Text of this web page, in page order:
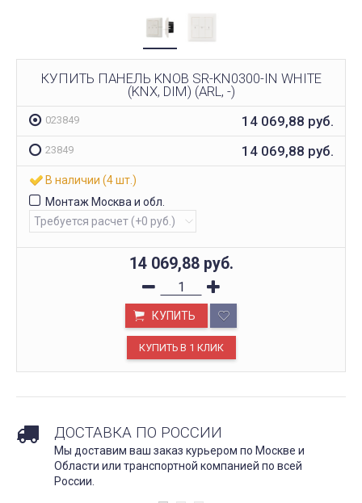
КУПИТЬ ПАНЕЛЬ KNOB SR-KN0300-IN WHITE
(KNX, DIM) (ARL, -)
023849 14 069,88 руб.
23849 14 069,88 руб.
В наличии (4 шт.)
Монтаж Москва и обл.
14 069,88 руб.
КУПИТЬ
ДОСТАВКА ПО РОССИИ
Мы доставим ваш заказ курьером по Москве и
Области или транспортной компанией по всей
России.